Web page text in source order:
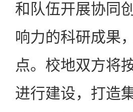
和队伍开展协同
响力的科研成果
点。校地双方将
进行建设，打造